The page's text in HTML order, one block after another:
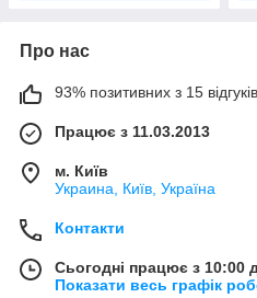
Про нас
93% позитивних з 15
Працює з 11.03.2013
м. Київ
Украина, Київ, Україна
Контакти
Сьогодні працює з 10:00
Показати весь графік